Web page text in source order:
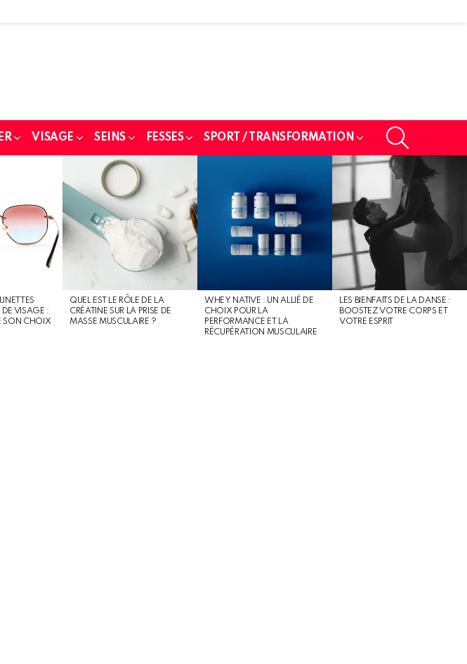
VISAGE SEINS FESSES SPORT / TRANSFORMATION
VISAGE :
SON CHOIX
QUEL EST LE RÔLE DE LA
CRÉATINE SUR LA PRISE DE
MASSE MUSCULAIRE ?
WHEY NATIVE : UN ALLIÉ DE
CHOIX POUR LA
PERFORMANCE ET LA
RÉCUPÉRATION MUSCULAIRE
LES BIENFAITS DE LA DANSE :
BOOSTEZ VOTRE CORPS ET
VOTRE ESPRIT